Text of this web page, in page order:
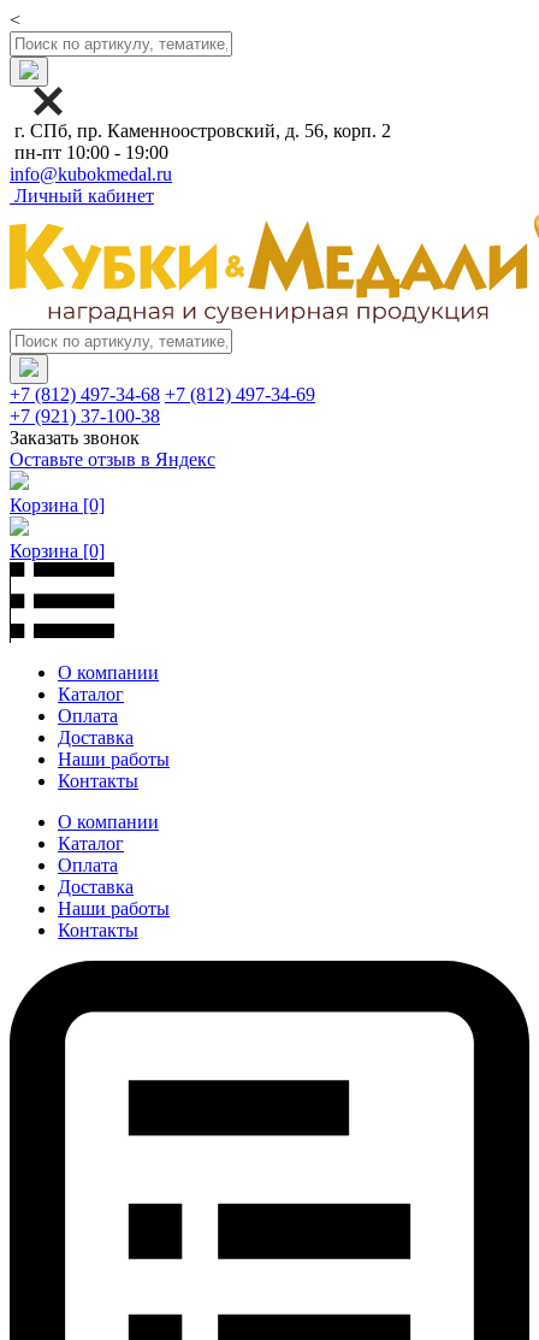
<
г. СПб, пр. Каменноостровский, д. 56, корп. 2
пн-пт 10:00 - 19:00
info@kubokmedal.ru
Личный кабинет
+7 (812) 497-34-68 +7 (812) 497-34-69
+7 (921) 37-100-38
Заказать звонок
Оставьте отзыв в Яндекс
Корзина [0]
Корзина [0]
О компании
Каталог
Оплата
Доставка
Наши работы
Контакты
О компании
Каталог
Оплата
Доставка
Наши работы
Контакты